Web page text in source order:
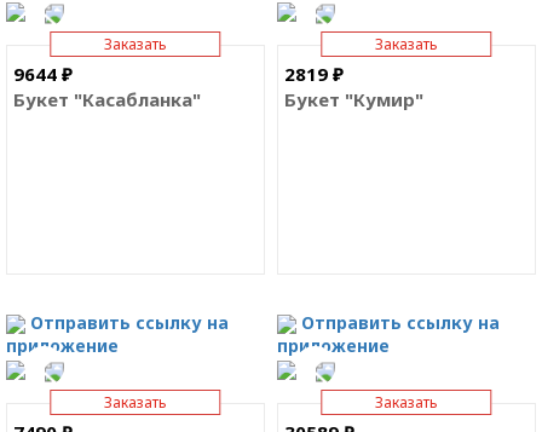
Заказать
2819 ₽
Букет "Кумир"
Отправить ссылку на
приложение
Заказать
9644 ₽
Букет "Касабланка"
Отправить ссылку на
приложение
Заказать
Заказать